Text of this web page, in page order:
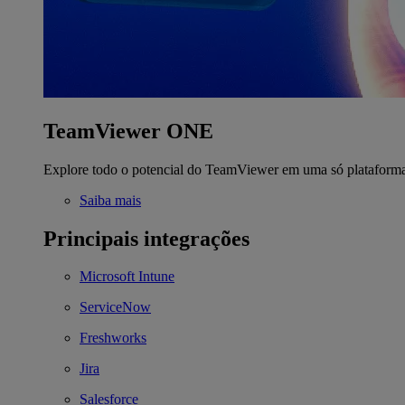
TeamViewer ONE
Explore todo o potencial do TeamViewer em uma só
Saiba mais
Principais integrações
Microsoft Intune
ServiceNow
Freshworks
Jira
Salesforce